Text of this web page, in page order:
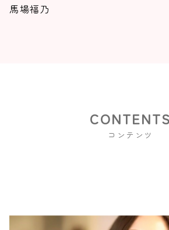
馬場福乃
コンテンツ